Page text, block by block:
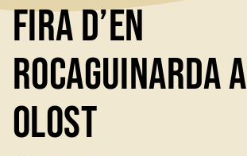
Fira d’en
Rocaguinarda a
Olost